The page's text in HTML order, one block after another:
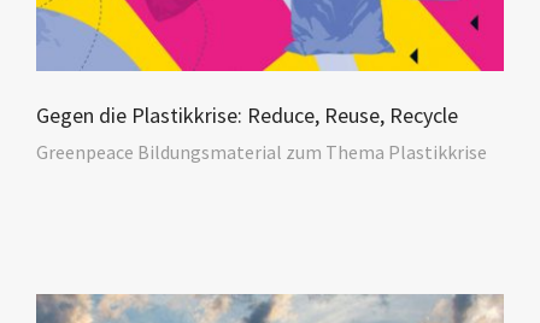
Gegen die Plastikkrise: Reduce, Reuse, Recycle
Greenpeace Bildungsmaterial zum Thema Plastikkrise